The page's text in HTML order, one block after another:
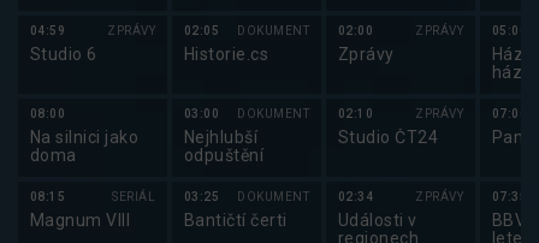
04:59 ZPRÁVY
Studio 6
08:00
Na silnici jako
doma
08:15 SERIÁL
Magnum VIII
02:05 DOKUMENT
Historie.cs
03:00 DOKUMENT
Nejhlubší
odpuštění
03:25 DOKUMENT
Bantičtí čerti
02:00 ZPRÁVY
Zprávy
02:10 ZPRÁVY
Studio ČT24
02:34 ZPRÁVY
Události v
regionech
05:00
07:00
07:35
BBV